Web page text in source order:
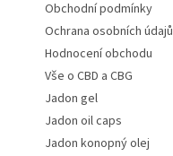
Obchodní podmínky
Ochrana osobních údajů
Hodnocení obchodu
Vše o CBD a CBG
Jadon gel
Jadon oil caps
Jadon konopný olej